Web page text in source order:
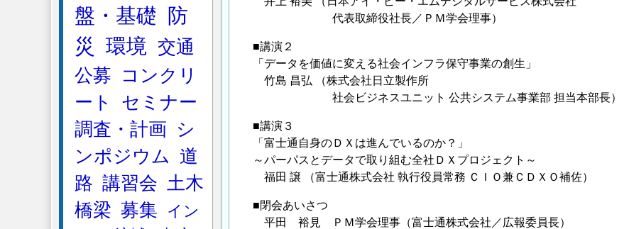
代表取締役社長／ＰＭ学会理事）
■講演２
「データを価値に変える社会インフラ保守事業の創生」
竹島 昌弘 （株式会社日立製作所
社会ビジネスユニット 公共システム事業部 担当本部長）
■講演３
「富士通自身のＤＸは進んでいるのか？」
～パーパスとデータで取り組む全社ＤＸプロジェクト～
福田 譲 （富士通株式会社 執行役員常務 ＣＩＯ兼ＣＤＸＯ補佐）
■閉会あいさつ
平田 裕見 ＰＭ学会理事（富士通株式会社／広報委員長）
盤・基礎
防
災
環境 交通
公募
コンクリ
ート
セミナー
調査・計画
シ
ンポジウム 道
路 講習会 土木
橋梁 募集
イン